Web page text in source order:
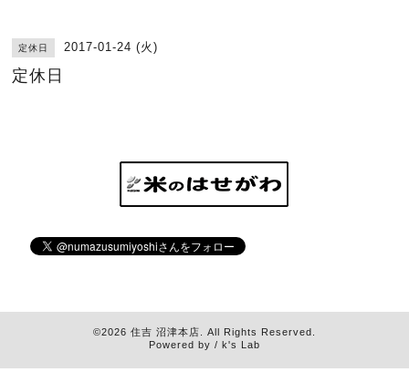
定休日 2017-01-24 (火)
定休日
©2026 住吉 沼津本店 . All Rights Reserved.
Powered by / k's Lab